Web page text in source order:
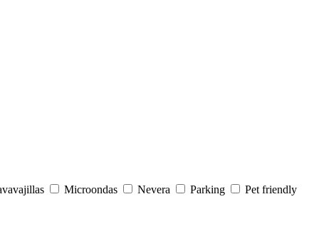
Microondas Nevera Parking Pet friendly